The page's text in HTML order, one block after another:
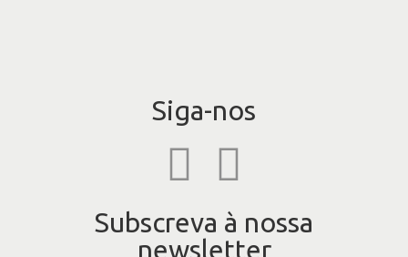
Siga-nos
Subscreva à nossa
newsletter